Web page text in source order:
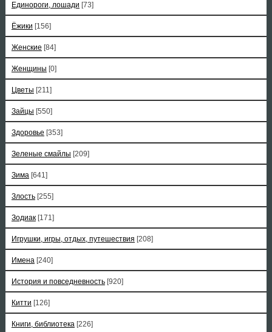
Единороги, лошади [73]
Ёжики [156]
Женские [84]
Женщины [0]
Цветы [211]
Зайцы [550]
Здоровье [353]
Зеленые смайлы [209]
Зима [641]
Злость [255]
Зодиак [171]
Игрушки, игры, отдых, путешествия [208]
Имена [240]
История и повседневность [920]
Китти [126]
Книги, библиотека [226]